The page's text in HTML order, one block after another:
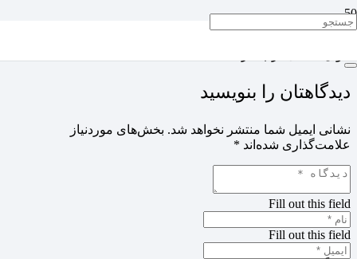
دیدگاهتان را بنویسید
نشانی ایمیل شما منتشر نخواهد شد. بخش‌های موردنیاز
علامت‌گذاری شده‌اند *
Fill out this field
Fill out this field